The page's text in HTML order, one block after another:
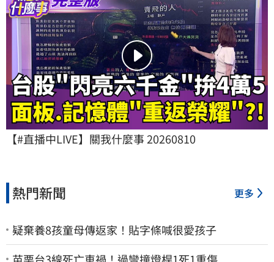
【#直播中LIVE】關我什麼事 20260810
熱門新聞 更多
疑棄養8孩童母傳返家！貼字條喊很愛孩子
苗栗台3線死亡車禍！過彎撞燈桿1死1重傷